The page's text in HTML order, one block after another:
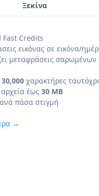
Ξεκίνα
Fast Credits
εικόνας σε εικόνα/
μεταφράσεις σαρωμένων
30,000 χαρακτήρες
έως 30 MB
πάσα στιγμή
→